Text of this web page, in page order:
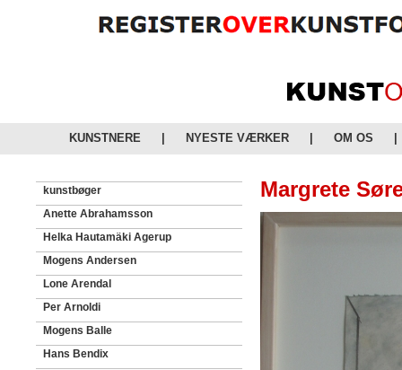
KUNSTNERE NYESTE VÆRKER OM OS
kunstbøger
Anette Abrahamsson
Helka Hautamäki Agerup
Mogens Andersen
Lone Arendal
Per Arnoldi
Mogens Balle
Hans Bendix
Margrete